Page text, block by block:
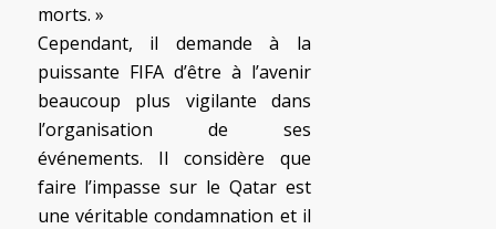
morts. »
Cependant, il demande à la
puissante FIFA d’être à l’avenir
beaucoup plus vigilante dans
l’organisation de ses
événements. Il considère que
faire l’impasse sur le Qatar est
une véritable condamnation et il